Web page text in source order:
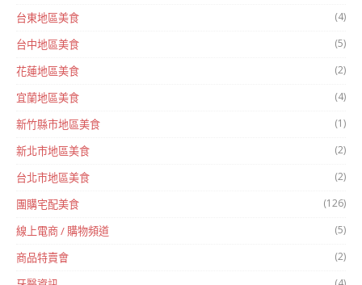
台東地區美食 (4)
台中地區美食 (5)
花蓮地區美食 (2)
宜蘭地區美食 (4)
新竹縣市地區美食 (1)
新北市地區美食 (2)
台北市地區美食 (2)
團購宅配美食 (126)
線上電商 / 購物頻道 (5)
商品特賣會 (2)